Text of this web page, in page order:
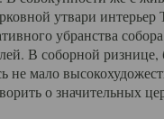
утвари интерьер
убранства
В соборной ризнице,
не мало
о значительных